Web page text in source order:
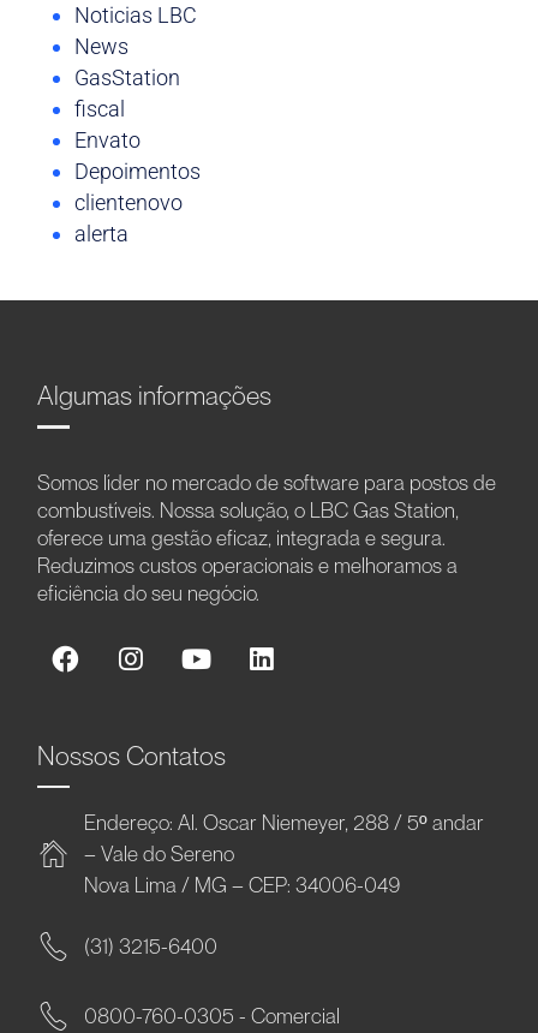
Noticias LBC
News
GasStation
fiscal
Envato
Depoimentos
clientenovo
alerta
Algumas informações
Somos líder no mercado de software para postos de
combustíveis. Nossa solução, o LBC Gas Station,
oferece uma gestão eficaz, integrada e segura.
Reduzimos custos operacionais e melhoramos a
eficiência do seu negócio.
Nossos Contatos
Endereço: Al. Oscar Niemeyer, 288 / 5º andar
– Vale do Sereno
Nova Lima / MG – CEP: 34006-049
(31) 3215-6400
0800-760-0305 - Comercial